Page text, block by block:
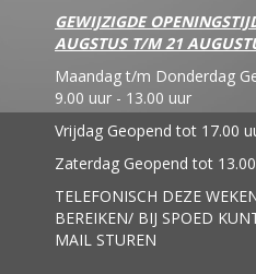
GEWIJZIGDE
AUGSTUS T/M 21
Maandag t/m Donderdag
9.00 uur - 13.00 uur
Vrijdag Geopend tot 17.00
Zaterdag Geopend tot
TELEFONISCH DEZE
BEREIKEN/ BIJ SPOED
MAIL STUREN